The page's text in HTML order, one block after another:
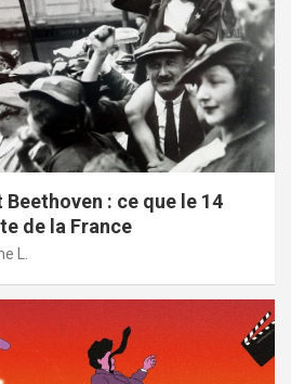
: ce que le 14
de la France
L.